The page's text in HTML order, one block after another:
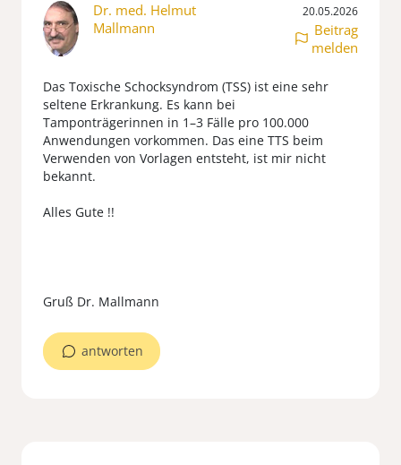
Dr. med. Helmut
Mallmann
20.05.2026
Beitrag
melden
Das Toxische Schocksyndrom (TSS) ist eine sehr
seltene Erkrankung. Es kann bei
Tamponträgerinnen in 1–3 Fälle pro 100.000
Anwendungen vorkommen. Das eine TTS beim
Verwenden von Vorlagen entsteht, ist mir nicht
bekannt.
Alles Gute !!
Gruß Dr. Mallmann
antworten